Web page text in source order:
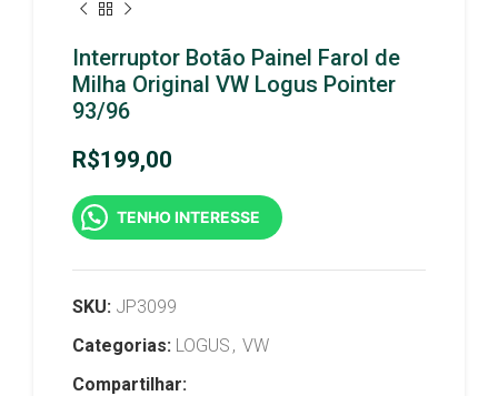
Interruptor Botão Painel Farol de
Milha Original VW Logus Pointer
93/96
R$199,00
TENHO INTERESSE
SKU: JP3099
Categorias: LOGUS , VW
Compartilhar: